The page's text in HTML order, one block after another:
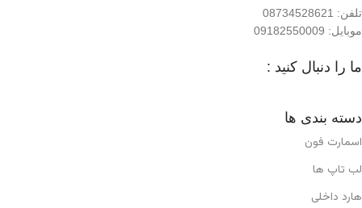
تلفن: 08734528621
موبایل: 09182550009
ما را دنبال کنید :
دسته بندی ها
اسمارت فون
لب تاپ ها
هارد داخلی